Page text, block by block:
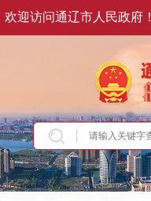
欢迎访问通辽市人民政府！